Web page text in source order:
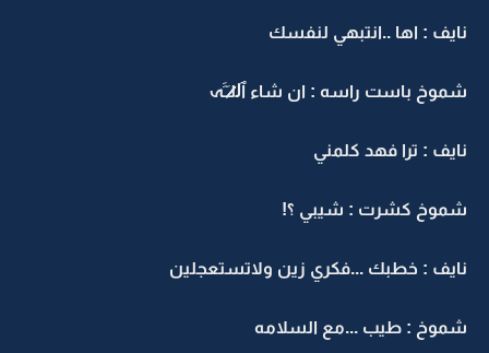
نايف : اها ..انتبهي لنفسك
شموخ باست راسه : ان شاء ٱل̷̷لـَـََہ
نايف : ترا فهد كلمني
شموخ كشرت : شيبي ؟!
نايف : خطبك ...فكري زين وﻻتستعجلين
شموخ : طيب ...مع السلامه